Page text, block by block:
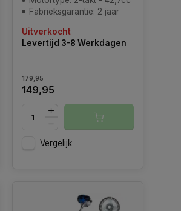
Fabrieksgarantie: 2 jaar
Uitverkocht
Levertijd 3-8 Werkdagen
179,95
149,95
Vergelijk